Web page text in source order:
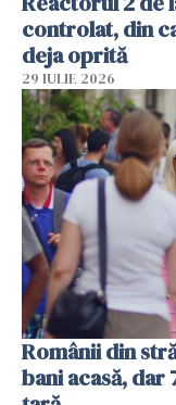
controlat, din
deja oprită
29 IULIE 2026
Românii din
bani acasă, dar